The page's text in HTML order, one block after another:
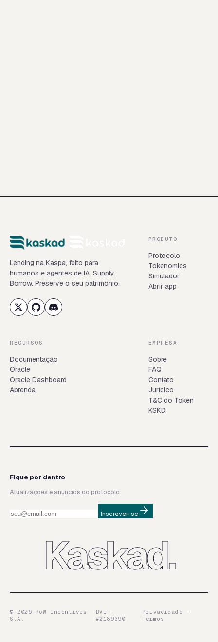
Lending na Kaspa, feito para
humanos e agentes de IA. Supply.
Borrow. Preserve o seu patrimônio.
PRODUTO
Protocolo
Tokenomics
Simulador
Abrir app
RECURSOS
Documentação
Oracle
Oracle Dashboard
Aprenda
EMPRESA
Sobre
FAQ
Contato
Jurídico
T&C do Token
KSKD
Fique por dentro
Atualizações e anúncios do protocolo.
Inscrever-se
Kaskad.
©2026 PoW Incentives
S.A.
BVI ·
#2189390
Privacidade ·
Termos